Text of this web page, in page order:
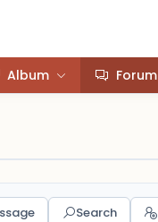
Album Forum
Search